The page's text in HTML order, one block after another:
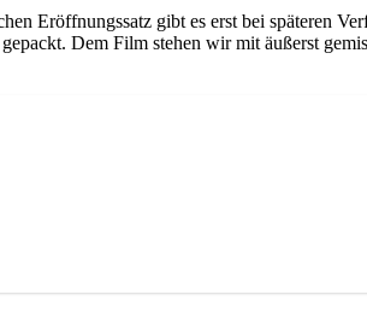
Eröffnungssatz gibt es erst bei späteren
Dem Film stehen wir mit äußerst